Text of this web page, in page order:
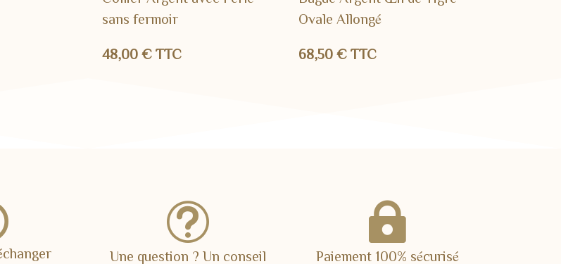
sans fermoir
48,00€ TTC
Ovale Allongé
68,50€ TTC
t
Une question ? Un conseil

Paiement 100% sécurisé